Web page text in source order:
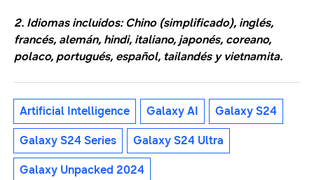
2. Idiomas incluidos: Chino (simplificado), inglés,
francés, alemán, hindi, italiano, japonés, coreano,
polaco, portugués, español, tailandés y vietnamita.
Artificial Intelligence Galaxy AI Galaxy S24
Galaxy S24 Series Galaxy S24 Ultra
Galaxy Unpacked 2024